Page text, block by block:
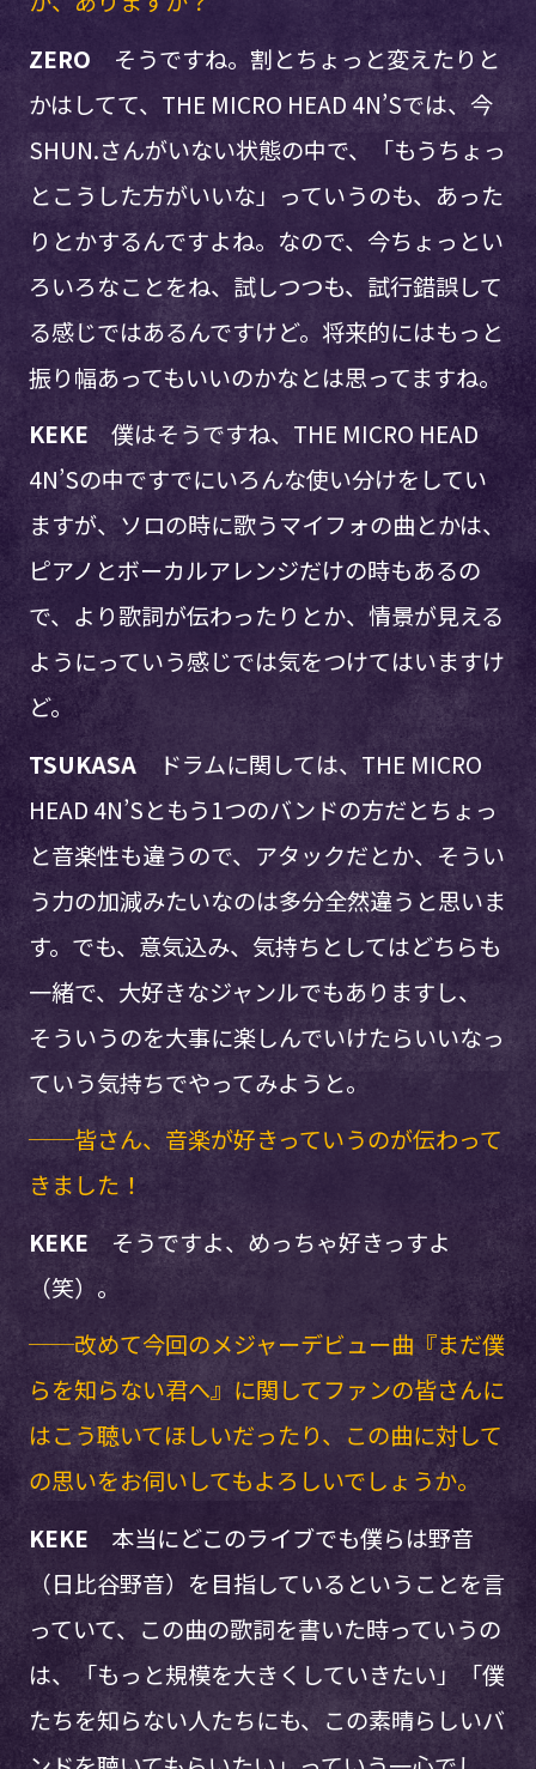
ZERO そうですね。割とちょっと変えたりと
かはしてて、THE MICRO HEAD 4N’Sでは、今
SHUN.さんがいない状態の中で、「もうちょっ
とこうした方がいいな」っていうのも、あった
りとかするんですよね。なので、今ちょっとい
ろいろなことをね、試しつつも、試行錯誤して
る感じではあるんですけど。将来的にはもっと
振り幅あってもいいのかなとは思ってますね。
KEKE 僕はそうですね、THE MICRO HEAD
4N’Sの中ですでにいろんな使い分けをしてい
ますが、ソロの時に歌うマイフォの曲とかは、
ピアノとボーカルアレンジだけの時もあるの
で、より歌詞が伝わったりとか、情景が見える
ようにっていう感じでは気をつけてはいますけ
ど。
TSUKASAドラムに関しては、THE MICRO
HEAD 4N’Sともう1つのバンドの方だとちょっ
と音楽性も違うので、アタックだとか、そうい
う力の加減みたいなのは多分全然違うと思いま
す。でも、意気込み、気持ちとしてはどちらも
一緒で、大好きなジャンルでもありますし、
そういうのを大事に楽しんでいけたらいいなっ
ていう気持ちでやってみようと。
──皆さん、音楽が好きっていうのが伝わって
きました！
KEKE そうですよ、めっちゃ好きっすよ
（笑）。
──改めて今回のメジャーデビュー曲『まだ僕
らを知らない君へ』に関してファンの皆さんに
はこう聴いてほしいだったり、この曲に対して
の思いをお伺いしてもよろしいでしょうか。
KEKE 本当にどこのライブでも僕らは野音
（日比谷野音）を目指しているということを言
っていて、この曲の歌詞を書いた時っていうの
は、「もっと規模を大きくしていきたい」「僕
たちを知らない人たちにも、この素晴らしいバ